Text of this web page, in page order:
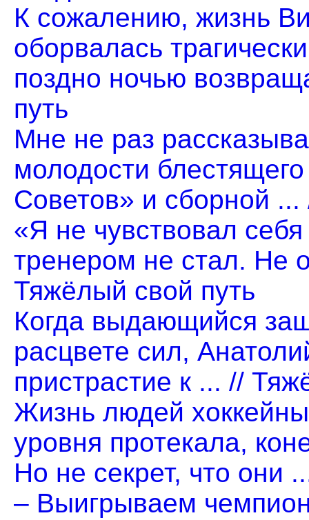
К сожалению, жизнь
оборвалась
поздно ночью
путь
Мне не раз
молодости
Советов» и сборной
«Я не чувствовал
тренером не стал. Не
Тяжёлый свой путь
Когда выдающийся
расцвете сил,
пристрастие к ... //
Жизнь людей
уровня протекала,
Но не секрет, что они
– Выигрываем